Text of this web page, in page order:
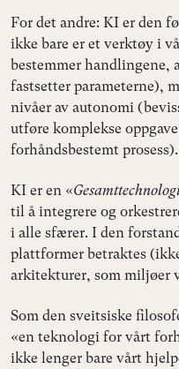
For det andre: KI er den
ikke bare er et verktøy i
bestemmer handlingene,
fastsetter parameterne),
nivåer av autonomi
utføre komplekse
forhåndsbestemt prosess).
KI er en «
til å integrere og
i alle sfærer. I den
plattformer betraktes
arkitekturer, som miljøer
Som den sveitsiske
«en teknologi for vårt
ikke lenger bare vårt